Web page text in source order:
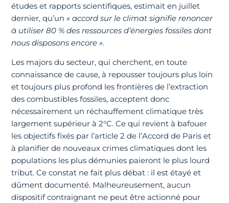
études et rapports scientifiques, estimait en juillet
dernier, qu’un « accord sur le climat signifie renoncer
à utiliser 80 % des ressources d’énergies fossiles dont
nous disposons encore ».
Les majors du secteur, qui cherchent, en toute
connaissance de cause, à repousser toujours plus loin
et toujours plus profond les frontières de l’extraction
des combustibles fossiles, acceptent donc
nécessairement un réchauffement climatique très
largement supérieur à 2°C. Ce qui revient à bafouer
les objectifs fixés par l’article 2 de l’Accord de Paris et
à planifier de nouveaux crimes climatiques dont les
populations les plus démunies paieront le plus lourd
tribut. Ce constat ne fait plus débat : il est étayé et
dûment documenté. Malheureusement, aucun
dispositif contraignant ne peut être actionné pour